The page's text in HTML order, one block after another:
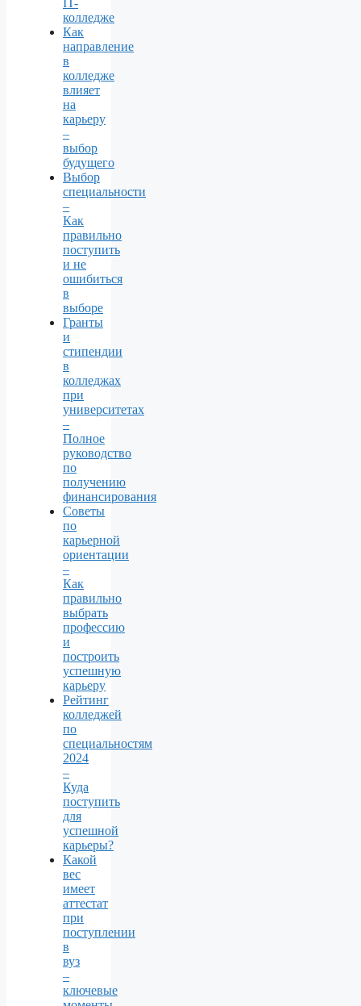
колледже
Как
направление
в
колледже
влияет
на
карьеру
–
выбор
будущего
Выбор
специальности
–
Как
правильно
поступить
и не
ошибиться
в
выборе
Гранты
и
стипендии
в
колледжах
при
университетах
–
Полное
руководство
по
получению
финансирования
Советы
по
карьерной
ориентации
–
Как
правильно
выбрать
профессию
и
построить
успешную
карьеру
Рейтинг
колледжей
по
специальностям
2024
–
Куда
поступить
для
успешной
карьеры?
Какой
вес
имеет
аттестат
при
поступлении
в
вуз
–
ключевые